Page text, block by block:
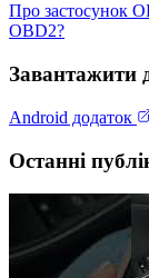
Про застосунок
OBD2?
Завантажити
Android додаток
Останні